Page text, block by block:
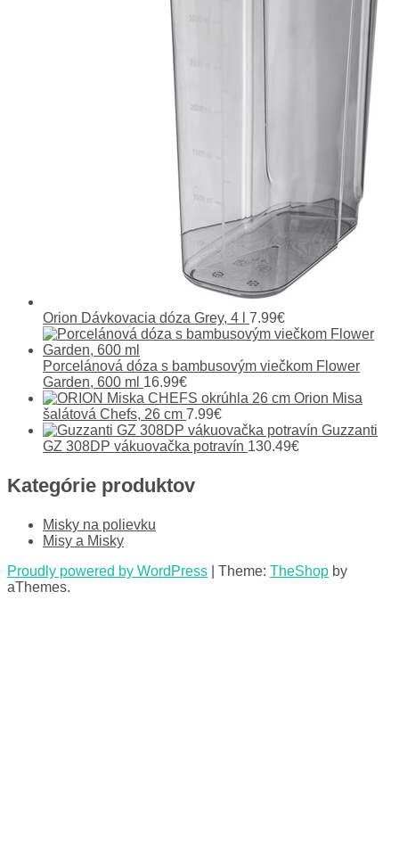
Orion Dávkovacia dóza Grey, 4 l 7.99€
Porcelánová dóza s bambusovým viečkom Flower
Garden, 600 ml 16.99€
Orion Misa
šalátová Chefs, 26 cm 7.99€
Guzzanti
GZ 308DP vákuovačka potravín 130.49€
Kategórie produktov
Misky na polievku
Misy a Misky
Proudly powered by WordPress
Theme: TheShop by
aThemes.